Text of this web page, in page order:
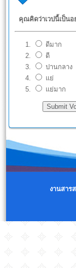
คุณคิดว่าเวปนี้เป็นอ
ดีมาก
ดี
ปานกลาง
แย่
แย่มาก
งานสาร